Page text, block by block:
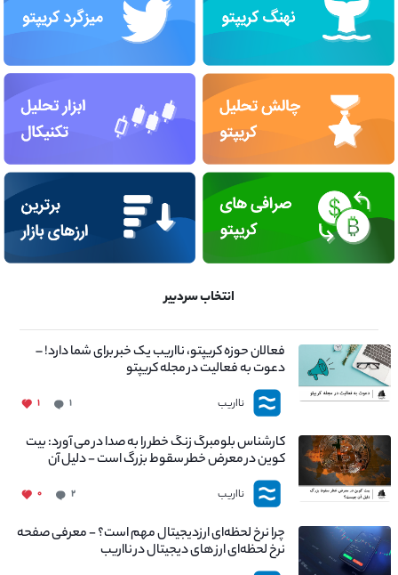
انتخاب سردبیر
فعالان حوزه کریپتو، نااریب یک خبر برای شما دارد! –
دعوت به فعالیت در مجله کریپتو
نااریب ۱ ۱
کارشناس بلومبرگ زنگ خطر را به صدا در می آورد: بیت
کوین در معرض خطر سقوط بزرگ است - دلیل آن
چیست؟
نااریب ۲ ۰
چرا نرخ لحظه‌ای ارزدیجیتال مهم است؟ - معرفی صفحه
نرخ لحظه‌ای ارز های دیجیتال در نااریب